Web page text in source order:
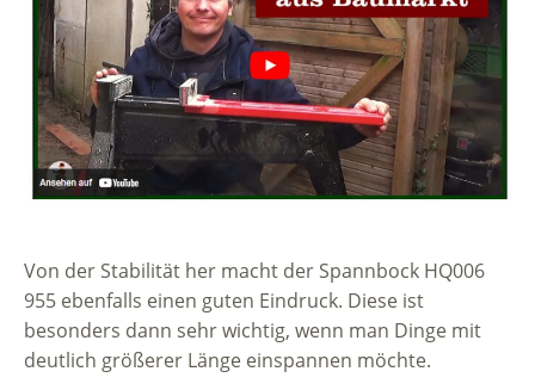
Von der Stabilität her macht der Spannbock HQ006
955 ebenfalls einen guten Eindruck. Diese ist
besonders dann sehr wichtig, wenn man Dinge mit
deutlich größerer Länge einspannen möchte.